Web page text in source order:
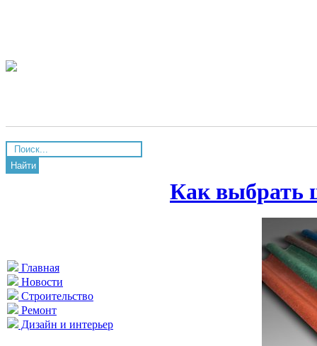
Найти
Главная
Новости
Строительство
Ремонт
Дизайн и интерьер
Как выбрать